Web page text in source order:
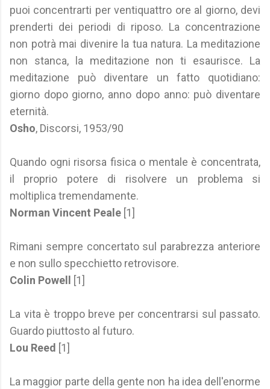
puoi concentrarti per ventiquattro ore al giorno, devi
prenderti dei periodi di riposo. La concentrazione
non potrà mai divenire la tua natura. La meditazione
non stanca, la meditazione non ti esaurisce. La
meditazione può diventare un fatto quotidiano:
giorno dopo giorno, anno dopo anno: può diventare
eternità.
Osho, Discorsi, 1953/90
Quando ogni risorsa fisica o mentale è concentrata,
il proprio potere di risolvere un problema si
moltiplica tremendamente.
Norman Vincent Peale [1]
Rimani sempre concertato sul parabrezza anteriore
e non sullo specchietto retrovisore.
Colin Powell
[1]
La vita è troppo breve per concentrarsi sul passato.
Guardo piuttosto al futuro.
Lou Reed [1]
La maggior parte della gente non ha idea dell'enorme